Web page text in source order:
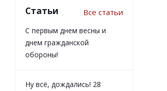
Статьи Все статьи
С первым днем весны и
днем гражданской
обороны!
Ну всё, дождались! 28